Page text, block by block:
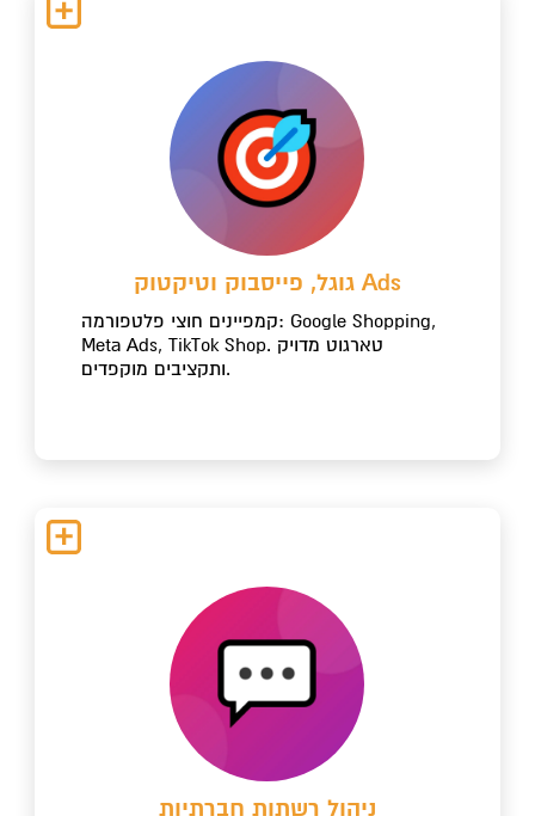
גוגל, פייסבוק וטיקטוק Ads
קמפיינים חוצי פלטפורמה: Google Shopping,
Meta Ads, TikTok Shop. טארגוט מדויק
ותקציבים מוקפדים.
ניהול רשתות חברתיות